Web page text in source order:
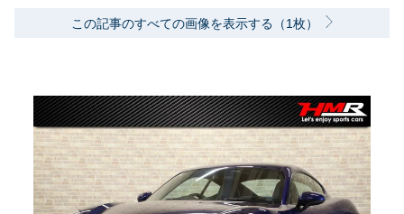
この記事のすべての画像を表示する（1枚）